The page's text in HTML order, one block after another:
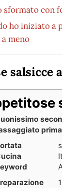
sformato con
ho iniziato a
meno
salsicce